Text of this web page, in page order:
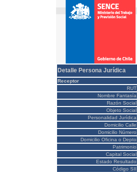
Detalle Persona Jurídica
Receptor
RUT
Nombre Fantasía
Razón Social
Objeto Social
Personalidad Jurídica
Domicilio Calle
Domicilio Número
Domicilio Oficina o Depto
Patrimonio
Capital Social
Estado Resultado
Código SII